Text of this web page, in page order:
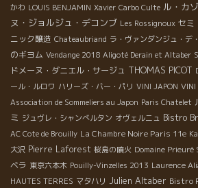
かわ LOUIS BENJAMIN Xavier Carbo Culte ル・カ
ヌ・ジョルジュ・デコンブ Les Rossignoux セミ
ニック醸造 Chateaubriand ラ・ヴァンダンジュ・デ
のギヨム Vendange 2018 Aligoté Derain et Altaber
ドメーヌ・ダニエル・サージュ THOMAS PICOT
ール・ルロワ ハリーズ・バー・パリ VINI JAPON VINI
Association de Sommeliers au Japon Paris Chatelet
ミ ジュヴレ・シャンべルタン オヴェルニュ Bistro
AC Cote de Brouilly La Chambre Noire Paris 11e
大沢 Pierre Laforest 桜島の噴火 Domaine
ベラ 東京六本木 Pouilly-Vinzelles 2013 Laurence
HAUTES TERRES マタハリ Julien Altaber Bistro